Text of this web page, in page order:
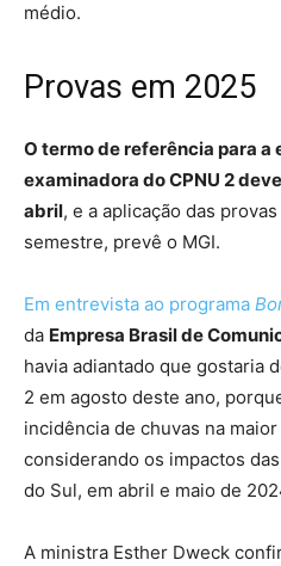
médio.
Provas em 2025
O termo de referência para a
examinadora do CPNU 2
abril, e a aplicação das
semestre, prevê o MGI.
Em entrevista ao programa
da Empresa Brasil de
havia adiantado que gostaria
2 em agosto deste ano,
incidência de chuvas na
considerando os impactos
do Sul, em abril e maio de
A ministra Esther Dweck